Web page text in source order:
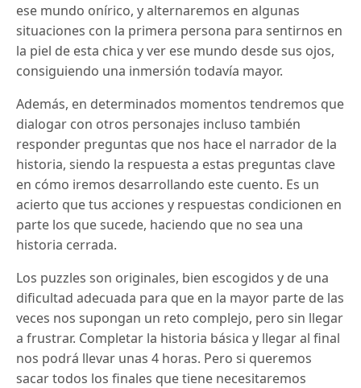
ese mundo onírico, y alternaremos en algunas
situaciones con la primera persona para sentirnos en
la piel de esta chica y ver ese mundo desde sus ojos,
consiguiendo una inmersión todavía mayor.
Además, en determinados momentos tendremos que
dialogar con otros personajes incluso también
responder preguntas que nos hace el narrador de la
historia, siendo la respuesta a estas preguntas clave
en cómo iremos desarrollando este cuento. Es un
acierto que tus acciones y respuestas condicionen en
parte los que sucede, haciendo que no sea una
historia cerrada.
Los puzzles son originales, bien escogidos y de una
dificultad adecuada para que en la mayor parte de las
veces nos supongan un reto complejo, pero sin llegar
a frustrar. Completar la historia básica y llegar al final
nos podrá llevar unas 4 horas. Pero si queremos
sacar todos los finales que tiene necesitaremos